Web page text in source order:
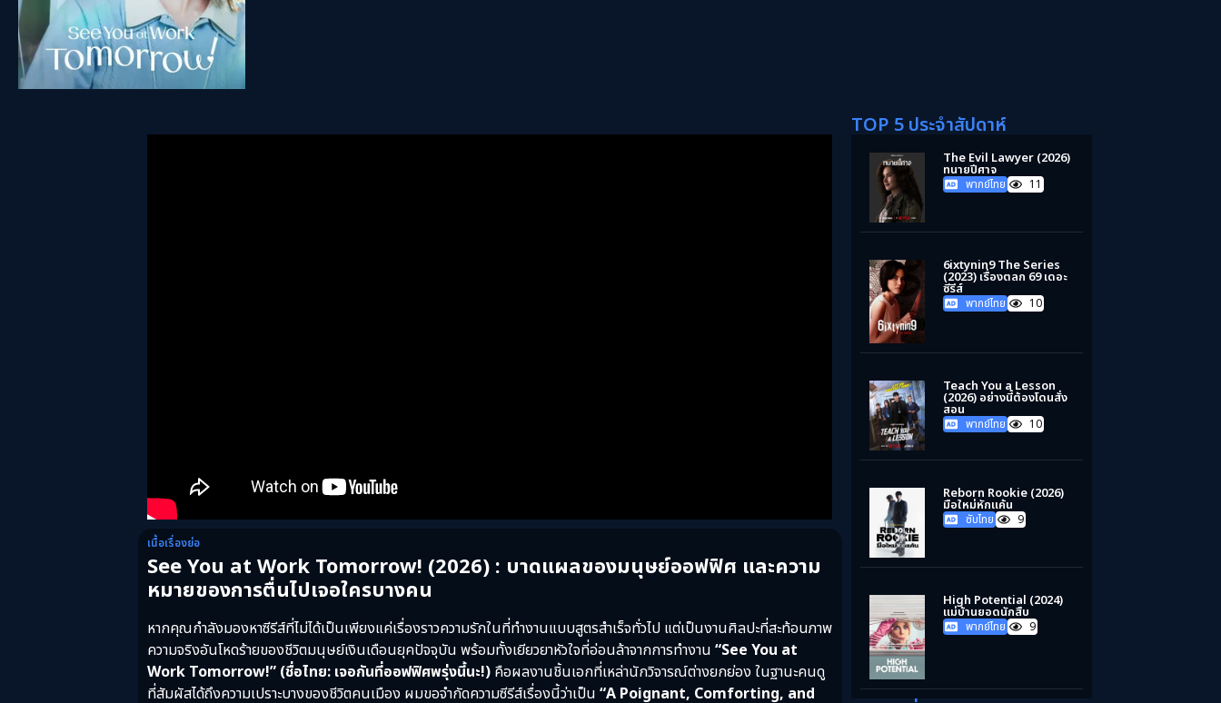
เนื้อเรื่องย่อ
See You at Work Tomorrow! (2026) : บาดแผลของมนุษย์ออฟฟิศ และความ
หมายของการตื่นไปเจอใครบางคน
หากคุณกำลังมองหาซีรีส์ที่ไม่ได้เป็นเพียงแค่เรื่องราวความรักในที่ทำงานแบบสูตรสำเร็จทั่วไป แต่เป็นงานศิลปะที่สะท้อนภาพ
ความจริงอันโหดร้ายของชีวิตมนุษย์เงินเดือนยุคปัจจุบัน พร้อมทั้งเยียวยาหัวใจที่อ่อนล้าจากการทำงาน“See You at
Work Tomorrow!” (ชื่อไทย: เจอกันที่ออฟฟิศพรุ่งนี้นะ!) คือผลงานชิ้นเอกที่เหล่านักวิจารณ์ต่างยกย่อง ในฐานะคนดู
ที่สัมผัสได้ถึงความเปราะบางของชีวิตคนเมือง ผมขอจำกัดความซีรีส์เรื่องนี้ว่าเป็น“A Poignant, Comforting, and
TOP 5 ประจำสัปดาห์
The Evil Lawyer (2026)
ทนายปีศาจ
พากย์ไทย 11
6ixtynin9 The Series
(2023) เรื่องตลก 69 เดอะ
ซีรีส์
พากย์ไทย 10
Teach You a Lesson
(2026) อย่างนี้ต้องโดนสั่ง
สอน
พากย์ไทย 10
Reborn Rookie (2026)
มือใหม่หักแค้น
ซับไทย 9
High Potential (2024)
แม่บ้านยอดนักสืบ
พากย์ไทย 9